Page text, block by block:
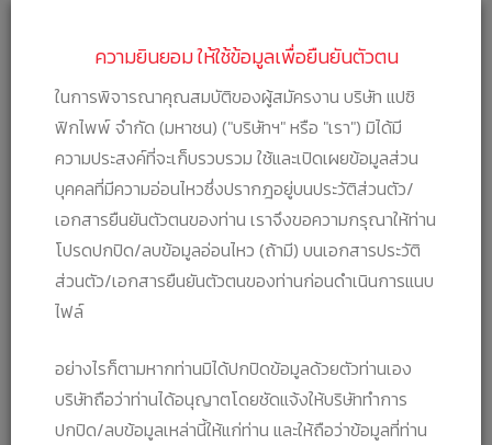
สถานภาพทางทหาร*
ผ่านการเกณฑ์ทหาร
ได้รับการยกเว้น
เบอร์ติดต่อ*
อีเมล*
ที่อยู่ปัจจุบัน*
ความยินยอม ให้ใช้ข้อมูลเพื่อยืนยันตัวตน
ในการพิจารณาคุณสมบัติของผู้สมัครงาน บริษัท แปซิ
ฟิกไพพ์ จำกัด (มหาชน) ("บริษัทฯ" หรือ "เรา") มิได้มี
ความประสงค์ที่จะเก็บรวบรวม ใช้และเปิดเผยข้อมูลส่วน
บุคคลที่มีความอ่อนไหวซึ่งปรากฎอยู่บนประวัติส่วนตัว/
เอกสารยืนยันตัวตนของท่าน เราจึงขอความกรุณาให้ท่าน
โปรดปกปิด/ลบข้อมูลอ่อนไหว (ถ้ามี) บนเอกสารประวัติ
ส่วนตัว/เอกสารยืนยันตัวตนของท่านก่อนดำเนินการแนบ
ไฟล์
อย่างไรก็ตามหากท่านมิได้ปกปิดข้อมูลด้วยตัวท่านเอง
บริษัทถือว่าท่านได้อนุญาตโดยชัดแจ้งให้บริษัททำการ
ปกปิด/ลบข้อมูลเหล่านี้ให้แก่ท่าน และให้ถือว่าข้อมูลที่ท่าน